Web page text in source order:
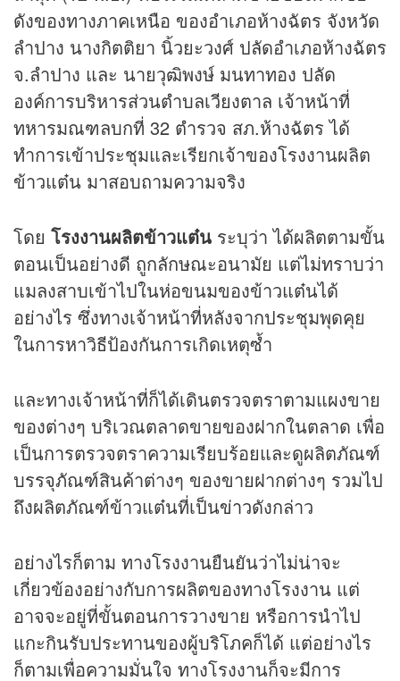
ดังของทางภาคเหนือ ของอำเภอห้างฉัตร จังหวัด
ลำปาง นางกิตติยา นิ้วยะวงศ์ ปลัดอำเภอห้างฉัตร
จ.ลำปาง และ นายวุฒิพงษ์ มนทาทอง ปลัด
องค์การบริหารส่วนตำบลเวียงตาล เจ้าหน้าที่
ทหารมณฑลบกที่ 32 ตำรวจ สภ.ห้างฉัตร ได้
ทำการเข้าประชุมและเรียกเจ้าของโรงงานผลิต
ข้าวแต๋น มาสอบถามความจริง
โดย โรงงานผลิตข้าวแต๋น ระบุว่า ได้ผลิตตามขั้น
ตอนเป็นอย่างดี ถูกลักษณะอนามัย แต่ไม่ทราบว่า
แมลงสาบเข้าไปในห่อขนมของข้าวแต๋นได้
อย่างไร ซึ่งทางเจ้าหน้าที่หลังจากประชุมพุดคุย
ในการหาวิธีป้องกันการเกิดเหตุซ้ำ
และทางเจ้าหน้าที่ก็ได้เดินตรวจตราตามแผงขาย
ของต่างๆ บริเวณตลาดขายของฝากในตลาด เพื่อ
เป็นการตรวจตราความเรียบร้อยและดูผลิตภัณฑ์
บรรจุภัณฑ์สินค้าต่างๆ ของขายฝากต่างๆ รวมไป
ถึงผลิตภัณฑ์ข้าวแต๋นที่เป็นข่าวดังกล่าว
อย่างไรก็ตาม ทางโรงงานยืนยันว่าไม่น่าจะ
เกี่ยวข้องอย่างกับการผลิตของทางโรงงาน แต่
อาจจะอยู่ที่ขั้นตอนการวางขาย หรือการนำไป
แกะกินรับประทานของผู้บริโภคก็ได้ แต่อย่างไร
ก็ตามเพื่อความมั่นใจ ทางโรงงานก็จะมีการ